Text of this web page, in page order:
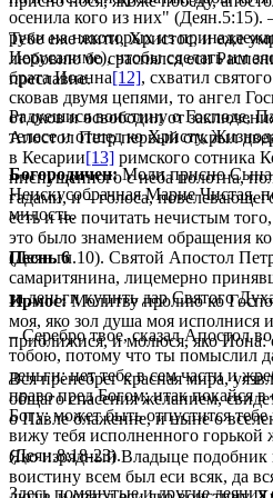
осенила кого из них"
руки на некоторых из
Иерусалиме), чтобы сделать им
брата Иоанна[12], схватил
сковав двумя цепями, то ангел
от оков и освободил от
Апостол Петр первый открыл
в Кесарии[13] римского сотника
ниспущенного с неба полотна,
гадами, и – голоса,
есть и не почитать нечистым
это было знамением обращения
(Деян.гл.10). Святой Апостол
самаритянина, лицемерно
за деньги купить дар Святого
– Серебро твое, сказал Апостол
тобою, потому что ты помыслил
деньги: нет тебе в сем части и
право пред Богом; итак покайся
Богу: может быть отпустится
вижу тебя исполненного горькой
(Деян.8:18-23).
Здесь помянутые и другие деяния
Тебе еже жити, Христос, и еже
любовию бо сраспялся еси
преславне.
Радуешися воистину о Господе,
телесе и отшед ко Христу,
Богородичен:Моли присно Сына
Неискусобрачная Марие Чистая,
милость.
Песнь 6
Ирмос:Молитву пролию ко
моя, яко зол душа моя исполнися
приближися, и молюся, яко Иона:
Вся пренебрег красная мира,
общаго спасения желанием,
о Павле блаженне, и ныне о
Яко изрядный Владыце подобник
воистину всем был еси всяк, да